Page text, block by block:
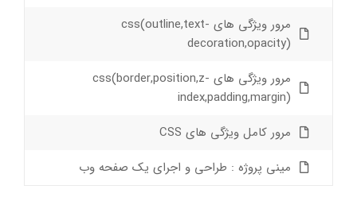
مرور ویژگی های css(outline,text-
decoration,opacity)
مرور ویژگی های css(border,position,z-
index,padding,margin)
مرور کامل ویژگی های CSS
مینی پروژه : طراحی و اجرای یک صفحه وب